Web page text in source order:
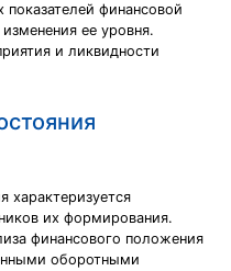
финансовой
ее уровня.
и ликвидности
характеризуется
их формирования.
финансового положения
оборотными